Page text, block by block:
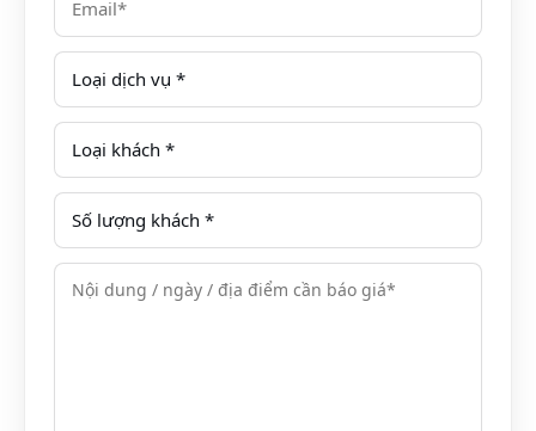
Xem thêm:Sapa Jade Hill
Xem thêm:Hội nghị Sapa Jade Hill